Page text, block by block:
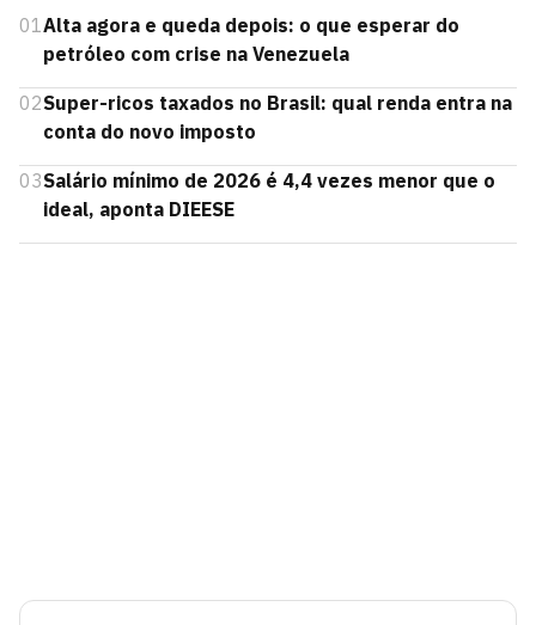
01Alta agora e queda depois: o que esperar do
petróleo com crise na Venezuela
02Super-ricos taxados no Brasil: qual renda entra na
conta do novo imposto
03Salário mínimo de 2026 é 4,4 vezes menor que o
ideal, aponta DIEESE